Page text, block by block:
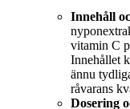
Innehåll
vitamin C
Innehållet
ännu
råvarans
Dosering